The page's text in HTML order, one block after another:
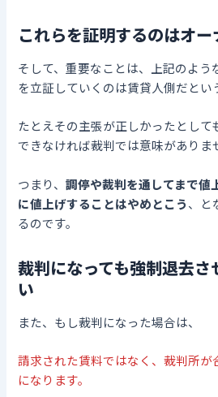
これらを証明するのはオー
そして、重要なことは、上記のよう
を立証していくのは賃貸人側だとい
たとえその主張が正しかったとして
できなければ裁判では意味がありま
つまり、調停や裁判を通してまで値
に値上げすることはやめとこう、と
るのです。
裁判になっても強制退去
い
また、もし裁判になった場合は、
請求された賃料ではなく、裁判所が
になります。